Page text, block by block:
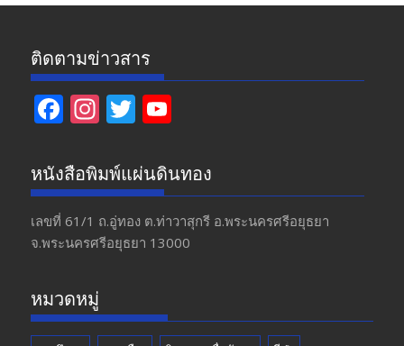
ติดตามข่าวสาร
F
e
b
o
o
In
a
gr
a
m
T
itt
er
u
T
u
b
หนังสือพิมพ์แผ่นดินทอง
เลขที่ 61/1 ถ.อู่ทอง​ ต.​ท่าวาสุกรี​ อ.พระนครศรีอยุธยา​
จ.พระนครศรีอยุธยา 13000
หมวดหมู่